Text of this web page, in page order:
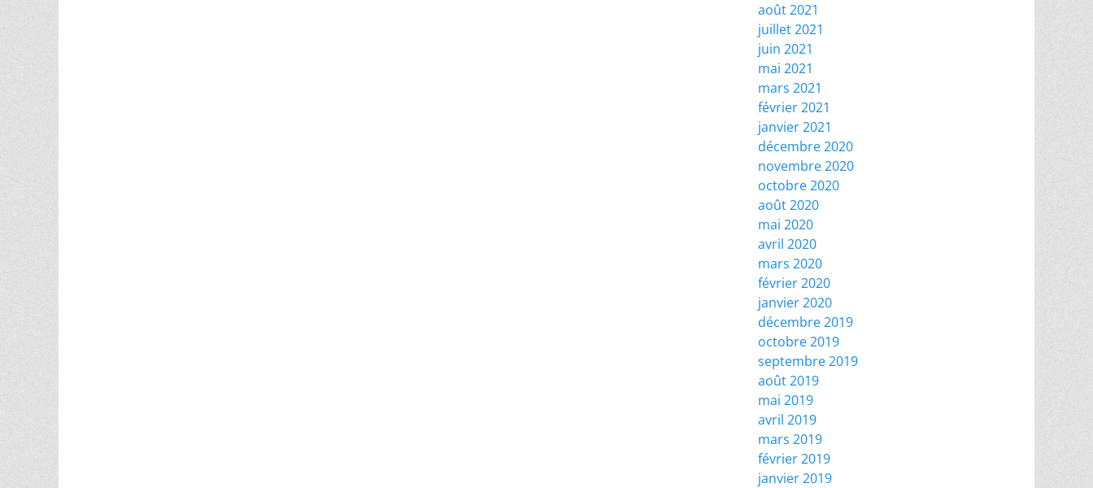
août 2021
juillet 2021
juin 2021
mai 2021
mars 2021
février 2021
janvier 2021
décembre 2020
novembre 2020
octobre 2020
août 2020
mai 2020
avril 2020
mars 2020
février 2020
janvier 2020
décembre 2019
octobre 2019
septembre 2019
août 2019
mai 2019
avril 2019
mars 2019
février 2019
janvier 2019